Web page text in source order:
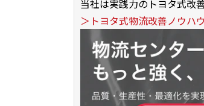
当社は実践力のトヨタ式改
＞トヨタ式物流改善ノウハ